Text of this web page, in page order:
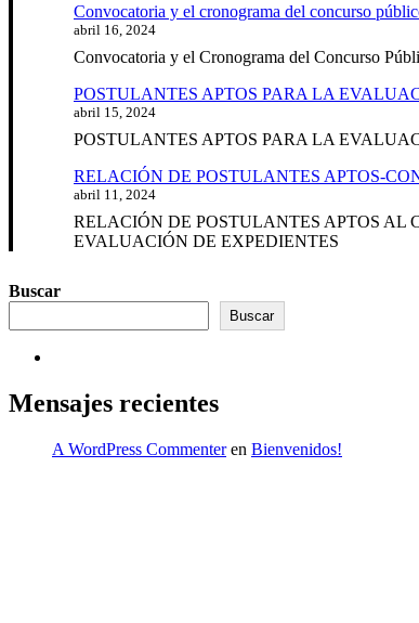
Convocatoria y el cronograma del concurso
abril 16, 2024
Convocatoria y el Cronograma del Concurso
POSTULANTES APTOS PARA LA
abril 15, 2024
POSTULANTES APTOS PARA LA
RELACIÓN DE POSTULANTES APTOS-
abril 11, 2024
RELACIÓN DE POSTULANTES APTOS AL
EVALUACIÓN DE EXPEDIENTES
Buscar
Buscar
Mensajes recientes
A WordPress Commenteren Bienvenidos!